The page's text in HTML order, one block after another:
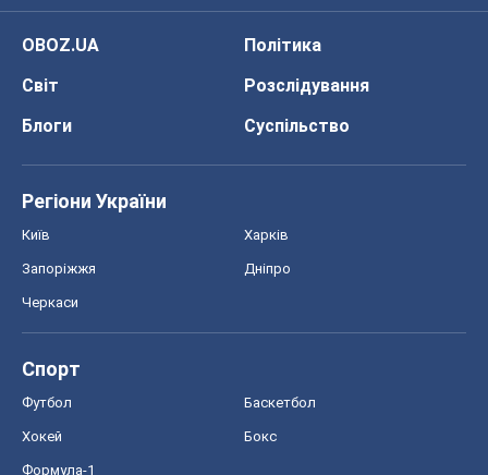
OBOZ.UA
Політика
Світ
Розслідування
Блоги
Суспільство
Регіони України
Київ Харків
Запоріжжя Дніпро
Черкаси
Спорт
Футбол Баскетбол
Хокей Бокс
Формула-1